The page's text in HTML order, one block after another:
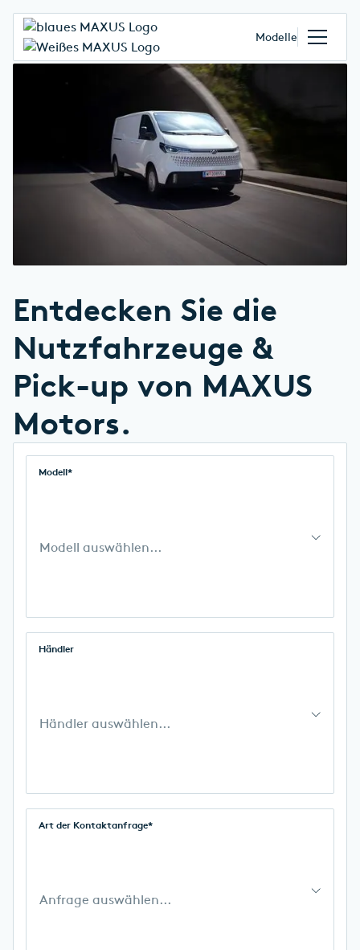
Modelle
Entdecken Sie die
Nutzfahrzeuge &
Pick-up von MAXUS
Motors.
Modell*
Modell auswählen...
Händler
Händler auswählen...
Art der Kontaktanfrage*
Anfrage auswählen...